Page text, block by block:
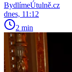
BydlímeÚtulně.cz
dnes, 11:12
2 min